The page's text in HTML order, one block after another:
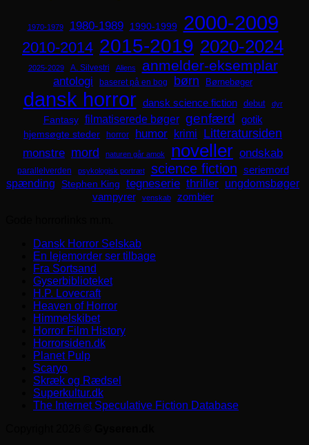
1970-1979 1980-1989 1990-1999 2000-2009
2010-2014 2015-2019 2020-2024
2025-2029 A. Silvestri Aliens anmelder-eksemplar
antologi baseret på en bog børn Børnebøger
dansk horror dansk science fiction debut dyr
Fantasy filmatiserede bøger genfærd
gotik
hjemsøgte steder
horror humor krimi Litteratursiden
monstre mord naturen går amok noveller ondskab
parallelverden psykologisk portræt science fiction seriemord
spænding Stephen King tegneserie thriller ungdomsbøger
vampyrer venskab
zombier
Dansk Horror Selskab
En lejemorder ser tilbage
Fra Sortsand
Gyserbiblioteket
H.P. Lovecraft
Heaven of Horror
Himmelskibet
Horror Film History
Horrorsiden.dk
Planet Pulp
Scaryo
Skræk og Rædsel
Superkultur.dk
The Internet Speculative Fiction Database